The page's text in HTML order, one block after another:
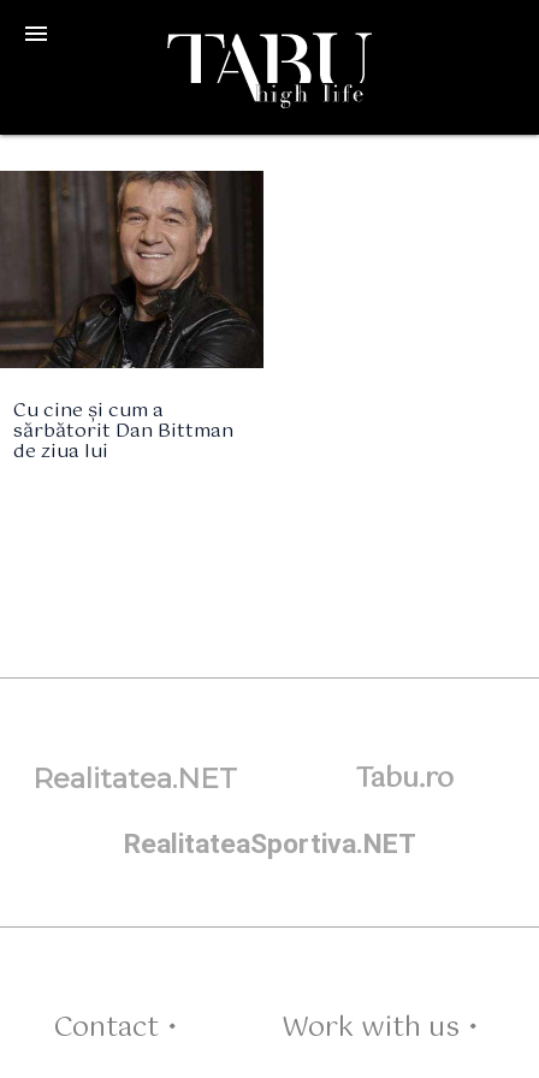
menu
Cu cine și cum a
sărbătorit Dan Bittman
de ziua lui
Realitatea.NET Tabu.ro
RealitateaSportiva.NET
Contact • Work with us •